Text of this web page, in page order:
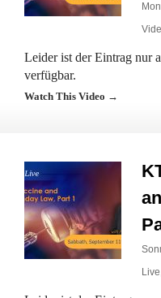
Leider ist der Eintrag nur
verfügbar.
Watch This Video →
Live